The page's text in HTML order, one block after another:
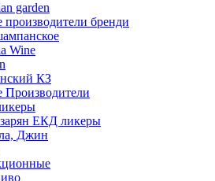
garden
производители бренди
Wine
КЗ
Производители
ЕКД ликеры
Джин